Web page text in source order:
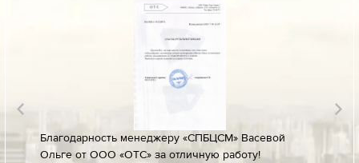
Благодарность менеджеру «СПБЦСМ» Васевой
Ольге от ООО «ОТС» за отличную работу!